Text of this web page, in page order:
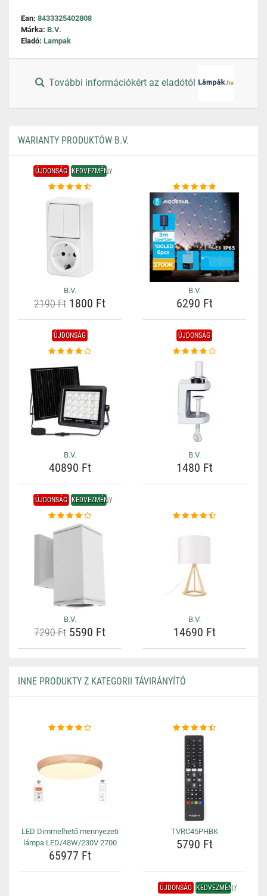
Ean: 8433325402808
Márka: B.V.
Eladó: Lampak
További információkért az eladótól
WARIANTY PRODUKTÓW B.V.
ÚJDONSÁG KEDVEZMÉNY
B.V.
2190 Ft 1800 Ft
B.V.
6290 Ft
ÚJDONSÁG
B.V.
40890 Ft
ÚJDONSÁG
B.V.
1480 Ft
ÚJDONSÁG KEDVEZMÉNY
B.V.
7290 Ft 5590 Ft
B.V.
14690 Ft
INNE PRODUKTY Z KATEGORII TÁVIRÁNYÍTÓ
LED Dimmelhető mennyezeti
lámpa LED/48W/230V 2700
65977 Ft
TVRC45PHBK
5790 Ft
ÚJDONSÁG KEDVEZMÉNY